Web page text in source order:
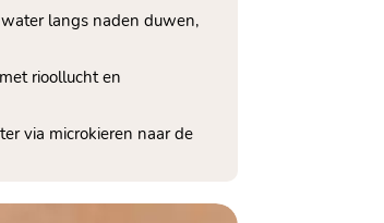
langs naden duwen,
rioollucht en
via microkieren naar de